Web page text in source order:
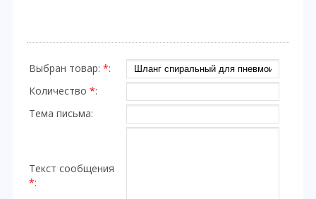
Выбран товар: *:
Количество *:
Тема письма:
Текст сообщения
*: